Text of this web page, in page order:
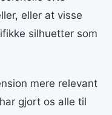
eller at visse
silhuetter som
mere relevant
gjort os alle til